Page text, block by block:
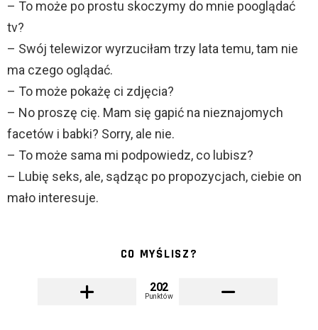
– To może po prostu skoczymy do mnie pooglądać
tv?
– Swój telewizor wyrzuciłam trzy lata temu, tam nie
ma czego oglądać.
– To może pokażę ci zdjęcia?
– No proszę cię. Mam się gapić na nieznajomych
facetów i babki? Sorry, ale nie.
– To może sama mi podpowiedz, co lubisz?
– Lubię seks, ale, sądząc po propozycjach, ciebie on
mało interesuje.
CO MYŚLISZ?
202
Punktów